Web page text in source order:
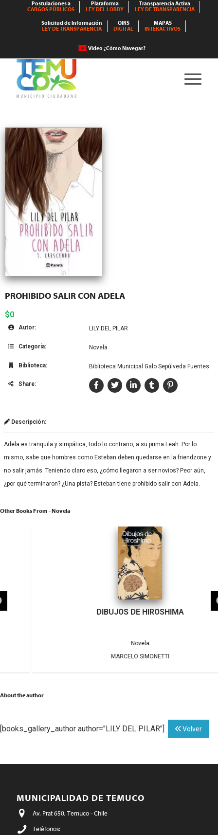
Postulaciones a
CARGOS PÚBLICOS
Plataforma
LEY DEL LOBBY
Transparencia Activa
LEY DE TRANSPARENCIA
Solicitud de Información
LEY DE TRANSPARENCIA
OIRS
DIGITAL
MAPAS
INTERACTIVOS
Video ¿Cómo Navegar?
PROHIBIDO SALIR CON ADELA
$0
Autor: LILY DEL PILAR
Categoría: Novela
Biblioteca: Biblioteca Municipal Galo Sepúlveda Fuentes
Share:
Descripción:
Adela es tranquila y simpática, todo lo contrario, a su prima Leah. Por lo
mismo, sabe que hombres como Esteban deben quedarse en la friendzone y
no salir jamás. Teniendo claro eso, ¿cómo llegaron a ser novios? Peor aún,
¿por qué terminaron? ¿Una pista? Esteban tiene prohibido salir con Adela.
Other Books From - Novela
DIBUJOS DE HIROSHIMA
MARCELO SIMONETTI
About the author
[books_gallery_author author="LILY DEL PILAR"] Volver
MUNICIPALIDAD DE TEMUCO
Av. Prat 650, Temuco - Chile
Teléfonos: